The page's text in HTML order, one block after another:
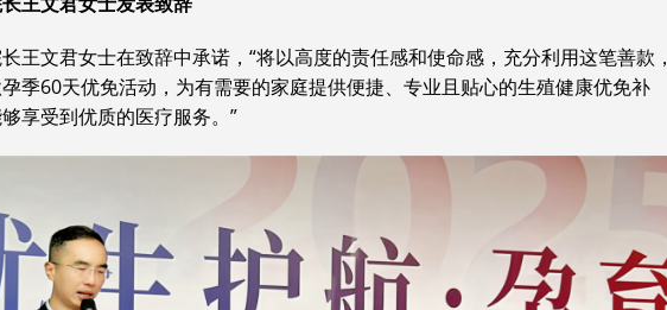
王文君女士在致辞中承诺，“将以高度的责任感和使命感，充分利用这笔善款，
季60天优免活动，为有需要的家庭提供便捷、专业且贴心的生殖健康优免补
享受到优质的医疗服务。”